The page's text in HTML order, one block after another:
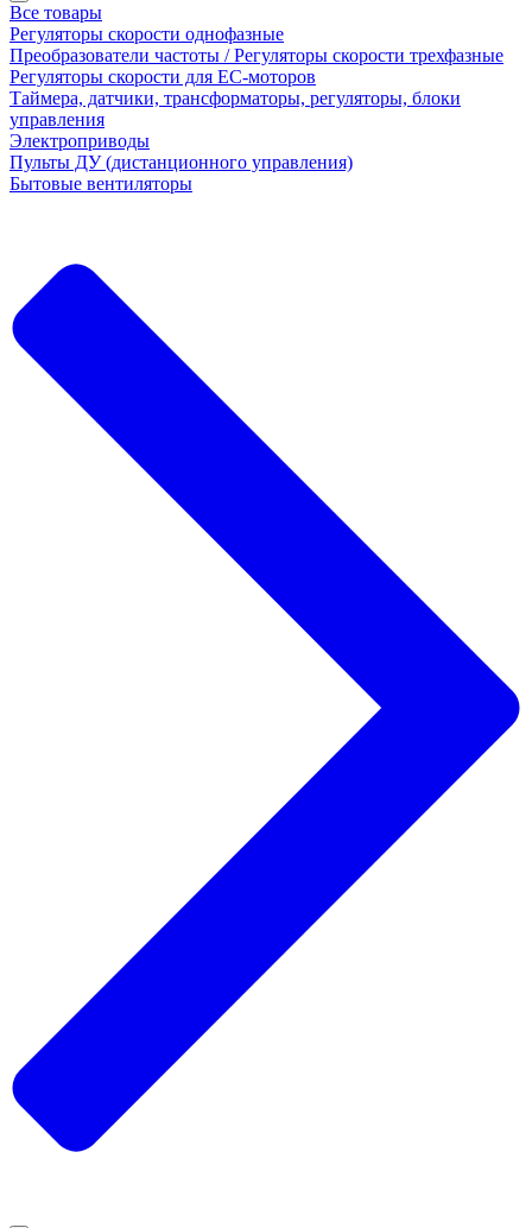
Все товары
Регуляторы скорости однофазные
Преобразователи частоты / Регуляторы скорости трехфазные
Регуляторы скорости для ЕС-моторов
Таймера, датчики, трансформаторы, регуляторы, блоки
управления
Электроприводы
Пульты ДУ (дистанционного управления)
Бытовые вентиляторы